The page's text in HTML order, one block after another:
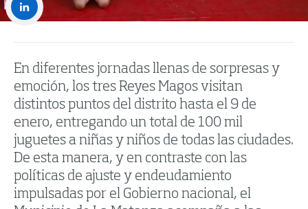
En diferentes jornadas llenas de sorpresas y
emoción, los tres Reyes Magos visitan
distintos puntos del distrito hasta el 9 de
enero, entregando un total de 100 mil
juguetes a niñas y niños de todas las ciudades.
De esta manera, y en contraste con las
políticas de ajuste y endeudamiento
impulsadas por el Gobierno nacional, el